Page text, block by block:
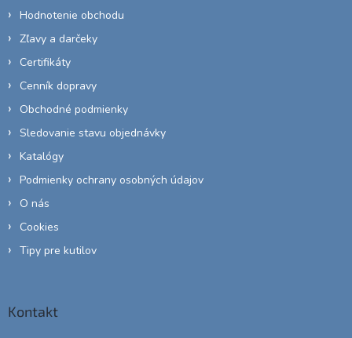
Hodnotenie obchodu
Zľavy a darčeky
Certifikáty
Cenník dopravy
Obchodné podmienky
Sledovanie stavu objednávky
Katalógy
Podmienky ochrany osobných údajov
O nás
Cookies
Tipy pre kutilov
Kontakt